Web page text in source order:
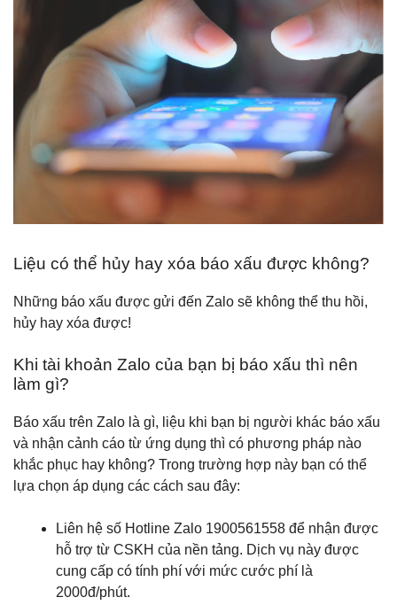
Liệu có thể hủy hay xóa báo xấu được không?
Những báo xấu được gửi đến Zalo sẽ không thể thu hồi,
hủy hay xóa được!
Khi tài khoản Zalo của bạn bị báo xấu thì nên
làm gì?
Báo xấu trên Zalo là gì, liệu khi bạn bị người khác báo xấu
và nhận cảnh cáo từ ứng dụng thì có phương pháp nào
khắc phục hay không? Trong trường hợp này bạn có thể
lựa chọn áp dụng các cách sau đây:
Liên hệ số Hotline Zalo 1900561558 để nhận được
hỗ trợ từ CSKH của nền tảng. Dịch vụ này được
cung cấp có tính phí với mức cước phí là
2000đ/phút.